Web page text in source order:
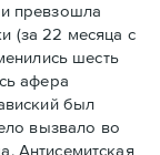
превзошла
(за 22 месяца с
шесть
афера
был
вызвало во
Антисемитская